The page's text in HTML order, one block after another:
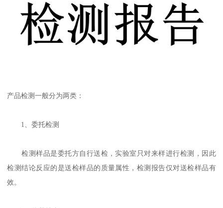
产品检测一般分为两类：
1、委托检测
检测样品是委托方自行送检，实验室只对来样进行检测，因此
检测结论反应的是送检样品的质量属性，检测报告仅对送检样品有
效。